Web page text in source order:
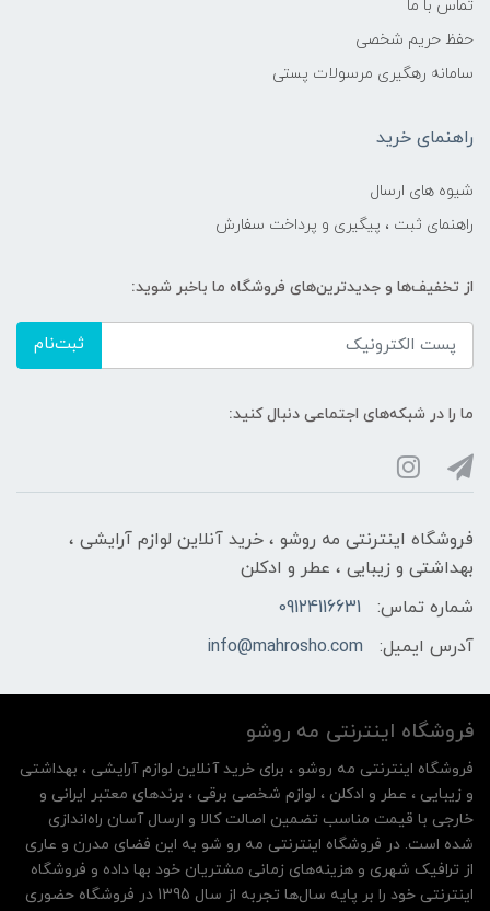
تماس با ما
حفظ حریم شخصی
سامانه رهگیری مرسولات پستی
راهنمای خرید
شیوه های ارسال
راهنمای ثبت ، پیگیری و پرداخت سفارش
از تخفیف‌ها و جدیدترین‌های فروشگاه ما باخبر شوید:
ثبت‌نام
ما را در شبکه‌های اجتماعی دنبال کنید:
فروشگاه اینترنتی مه‌ رو‌شو ، خرید آنلاین لوازم آرایشی ،
بهداشتی و زیبایی ، عطر و ادکلن
شماره تماس:
09124116631
آدرس ایمیل:
info@mahrosho.com
فروشگاه اینترنتی مه‌ رو‌شو
فروشگاه اینترنتی مه‌ رو‌شو ، برای خرید آنلاین لوازم آرایشی ، بهداشتی
و زیبایی ، عطر و ادکلن ، لوازم شخصی برقی ، برندهای معتبر ایرانی و
خارجی با قیمت مناسب تضمین اصالت کالا و ارسال آسان راه‌اندازی
شده است. در فروشگاه اینترنتی مه رو شو به این فضای مدرن و عاری
از ترافیک شهری و هزینه‌های زمانی مشتریان خود بها داده و فروشگاه
اینترنتی خود را بر پایه سال‌ها تجربه از سال 1395 در فروشگاه حضوری